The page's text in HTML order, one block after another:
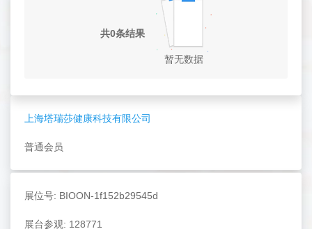
上海塔瑞莎健康科技有限公司
普通会员
展位号: BIOON-1f152b29545d
展台参观: 128771
共0条结果
暂无数据